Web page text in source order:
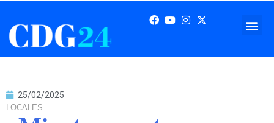
25/02/2025
LOCALES